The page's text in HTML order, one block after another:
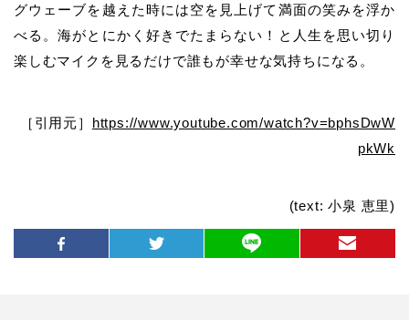
グウェーブを越えた時には空を見上げて満面の笑みを浮か
べる。海がとにかく好きでたまらない！と人生を思い切り
楽しむマイクを見るだけで誰もが幸せな気持ちになる。
［引用元］ https://www.youtube.com/watch?v=bphsDwW
pkWk
(text: 小泉 恵里)